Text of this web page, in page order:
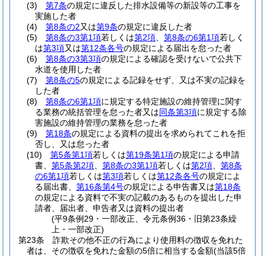
(3)
第7条の規定に違反した排水設備等の新設等の工事を
実施した者
(4)
第8条の2又は第9条の規定に違反した者
(5)
第8条の3第1項若しくは第2項 第8条の6第1項若しく
は第3項又は第12条各号の規定による届出を怠った者
(6)
第8条の3第3項の規定による確認を受けないで公共下
水道を使用した者
(7)
第8条の5の規定による記録をせず、又は不実の記録を
した者
(8)
第8条の6第1項に規定する特定施設の維持管理に関す
る業務の統括管理を怠った者又は同条第3項に規定する除
害施設の維持管理の業務を怠った者
(9)
第18条の規定による資料の提出を求められてこれを拒
否し、又は怠った者
(10)
第5条第1項若しくは第19条第1項の規定による申請
書、 第5条第2項 第8条の3第1項若しくは第2項
第8条
の6第1項若しくは第3項若しくは第12条各号の規定によ
る届出書、 第16条第4号の規定による申告書又は第18条
の規定による資料で不実の記載のあるものを提出した申
請者、届出者、申告者又は資料の提出者
(平9条例29・一部改正、令元条例36・旧第23条繰
上・一部改正)
第23条
詐欺その他不正の行為により使用料の徴収を免れた
者は、その徴収を免れた金額の5倍に相当する金額(当該5倍